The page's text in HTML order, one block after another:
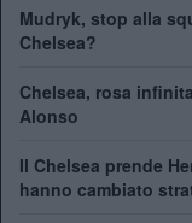
Mudryk, stop alla
Chelsea?
Chelsea, rosa
Alonso
Il Chelsea prende
hanno cambiato